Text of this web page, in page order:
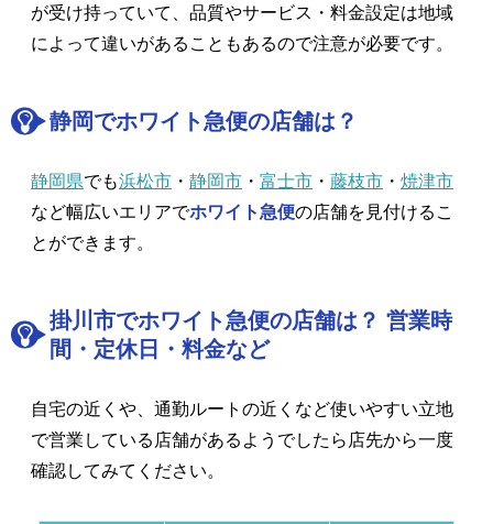
が受け持っていて、品質やサービス・料金設定は地域
によって違いがあることもあるので注意が必要です。
静岡でホワイト急便の店舗は？
静岡県でも浜松市 ・ 静岡市 ・ 富士市 ・ 藤枝市 ・ 焼津市
など幅広いエリアでホワイト急便の店舗を見付けるこ
とができます。
掛川市でホワイト急便の店舗は？ 営業時
間・定休日・料金など
自宅の近くや、通勤ルートの近くなど使いやすい立地
で営業している店舗があるようでしたら店先から一度
確認してみてください。